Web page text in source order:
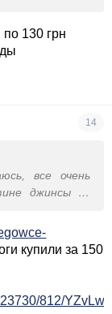
130 грн
14
все очень
джинсы со
купили за 150
812/